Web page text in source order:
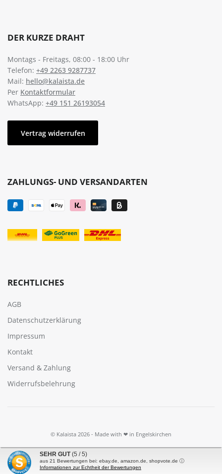
DER KURZE DRAHT
Montags - Freitags, 08:00 - 18:00 Uhr
Telefon: +49 2263 9287737
Mail: hello@kalaista.de
Per Kontaktformular
WhatsApp: +49 151 26193054
Vertrag widerrufen
ZAHLUNGS- UND VERSANDARTEN
RECHTLICHES
AGB
Datenschutzerklärung
Impressum
Kontakt
Versand & Zahlung
Widerrufsbelehrung
© Kalaista 2026 - Made with ❤ in Engelskirchen
Alle Preise inkl. gesetzl. Mehrwertsteuer zzgl.Versandkostenund ggf.
Nachnahmegebühren, wenn nicht anders angegeben.
SEHR GUT (5 / 5)
aus 21 Bewertungen bei: ebay.de, amazon.de, shopvote.de ⓘ
Informationen zur Echtheit der Bewertungen